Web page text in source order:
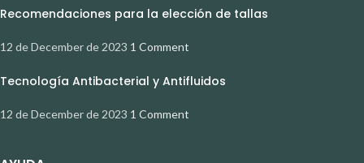
Recomendaciones para la elección de tallas
12 de December de 2023 1 Comment
Tecnología Antibacterial y Antifluidos
12 de December de 2023 1 Comment